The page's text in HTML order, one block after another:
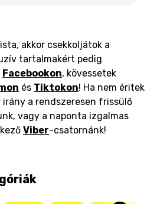
akkor csekkoljátok a
tartalmakért pedig
Facebookon, kövessetek
és Tiktokon! Ha nem éritek
irány a rendszeresen frissülő
vagy a naponta izgalmas
Viber-csatornánk!